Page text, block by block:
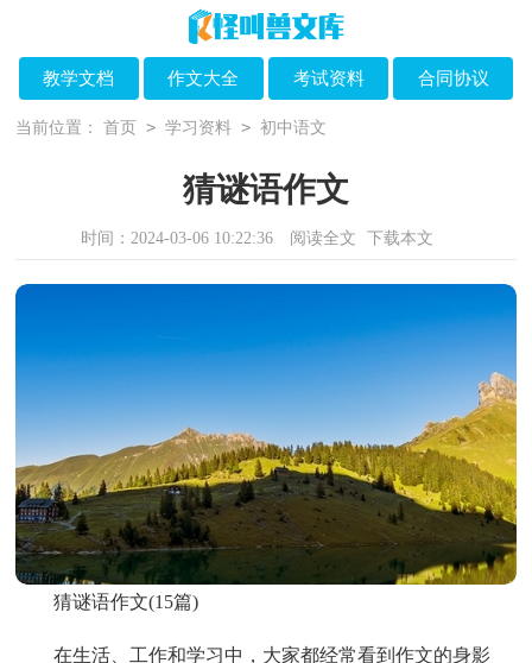
教学文档 作文大全 考试资料 合同协议
当前位置： 首页 > 学习资料 > 初中语文
猜谜语作文
时间：2024-03-06 10:22:36 阅读全文 下载本文
猜谜语作文(15篇)
在生活、工作和学习中，大家都经常看到作文的身影